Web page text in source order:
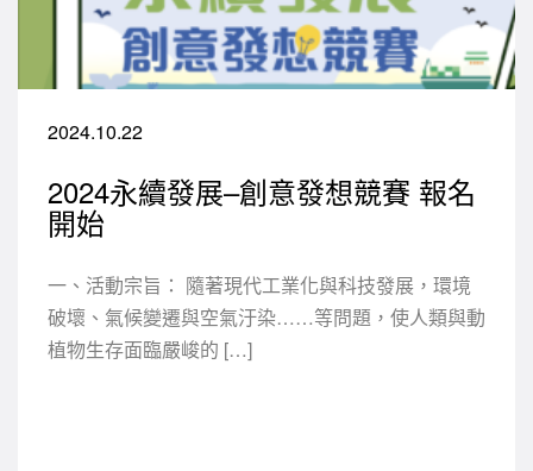
2024.10.22
2024永續發展–創意發想競賽 報名
開始
一、活動宗旨： 隨著現代工業化與科技發展，環境
破壞、氣候變遷與空氣汙染……等問題，使人類與動
植物生存面臨嚴峻的 […]